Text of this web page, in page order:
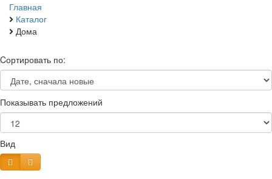
Главная
Каталог
Дома
Cортировать по:
Показывать предложений
Вид